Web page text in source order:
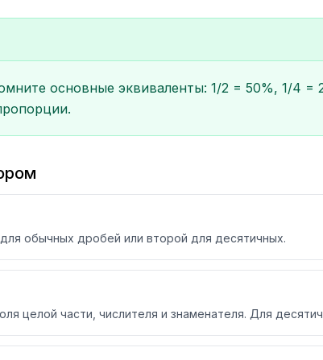
основные эквиваленты: 1/2 = 50%, 1/4 =
обычных дробей или второй для десятичных.
целой части, числителя и знаменателя. Для